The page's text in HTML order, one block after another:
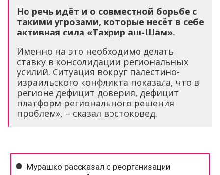
Но речь идёт и о совместной борьбе с
такими угрозами, которые несёт в себе
активная сила «Тахрир аш-Шам».
Именно на это необходимо делать
ставку в консолидации региональных
усилий. Ситуация вокруг палестино-
израильского конфликта показала, что в
регионе дефицит доверия, дефицит
платформ регионального решения
проблем», – сказал востоковед.